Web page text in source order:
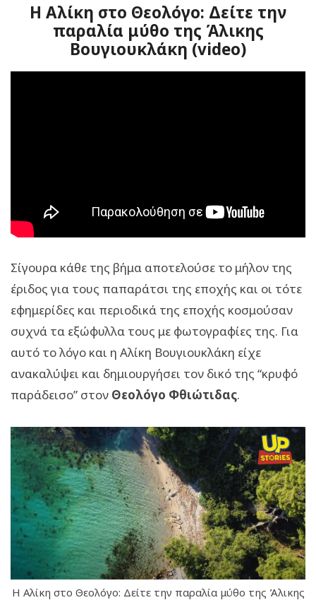
Η Αλίκη στο Θεολόγο: Δείτε την
παραλία μύθο της Άλικης
Βουγιουκλάκη (video)
Σίγουρα κάθε της βήμα αποτελούσε το μήλον της
έριδος για τους παπαράτσι της εποχής και οι τότε
εφημερίδες και περιοδικά της εποχής κοσμούσαν
συχνά τα εξώφυλλα τους με φωτογραφίες της. Για
αυτό το λόγο και η Αλίκη Βουγιουκλάκη είχε
ανακαλύψει και δημιουργήσει τον δικό της “κρυφό
παράδεισο” στον Θεολόγο Φθιώτιδας.
Η Αλίκη στο Θεολόγο: Δείτε την παραλία μύθο της Άλικης